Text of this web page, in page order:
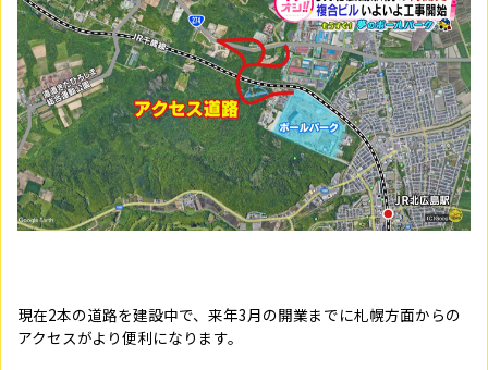
現在2本の道路を建設中で、来年3月の開業までに札幌方面からの
アクセスがより便利になります。